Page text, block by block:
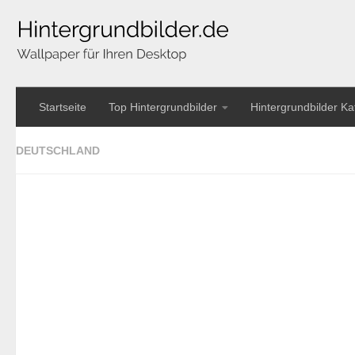
Startseite Top Hintergrundbilder Hintergrundbilder
DEUTSCHLAND